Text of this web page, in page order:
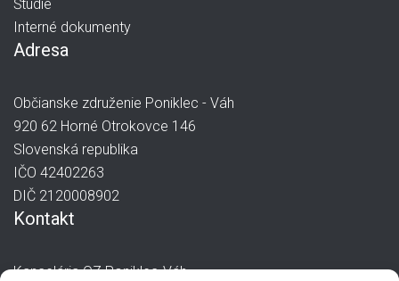
Štúdie
Interné dokumenty
Adresa
Občianske združenie Poniklec - Váh
920 62 Horné Otrokovce 146
Slovenská republika
IČO 42402263
DIČ 2120008902
Kontakt
Kancelária OZ Poniklec-Váh